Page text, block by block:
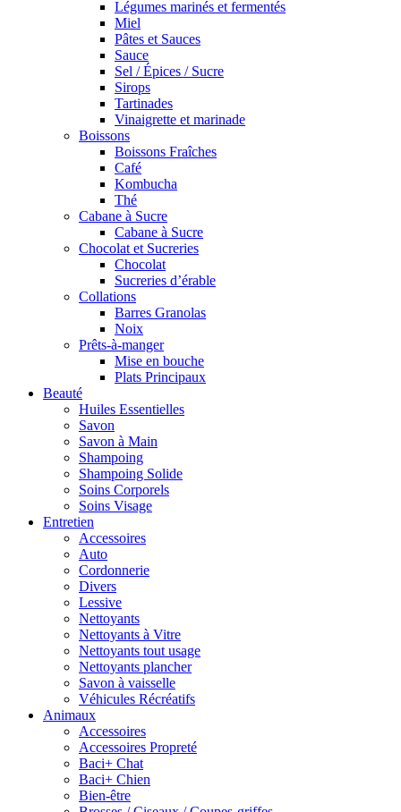
Légumes marinés et fermentés
Miel
Pâtes et Sauces
Sauce
Sel / Épices / Sucre
Sirops
Tartinades
Vinaigrette et marinade
Boissons
Boissons Fraîches
Café
Kombucha
Thé
Cabane à Sucre
Cabane à Sucre
Chocolat et Sucreries
Chocolat
Sucreries d’érable
Collations
Barres Granolas
Noix
Prêts-à-manger
Mise en bouche
Plats Principaux
Beauté
Huiles Essentielles
Savon
Savon à Main
Shampoing
Shampoing Solide
Soins Corporels
Soins Visage
Entretien
Accessoires
Auto
Cordonnerie
Divers
Lessive
Nettoyants
Nettoyants à Vitre
Nettoyants tout usage
Nettoyants plancher
Savon à vaisselle
Véhicules Récréatifs
Animaux
Accessoires
Accessoires Propreté
Baci+ Chat
Baci+ Chien
Bien-être